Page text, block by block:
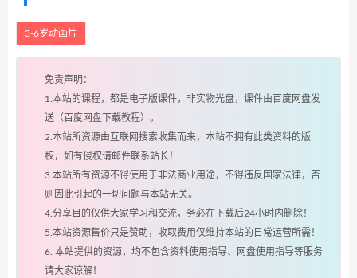
3-6岁动画片
免责声明：
1.本站的课程，都是电子版课件，非实物光盘，课件由百度网盘发
送（百度网盘下载教程）。
2.本站所资源由互联网搜索收集而来，本站不拥有此类资料的版
权，如有侵权请邮件联系站长！
3.本站所有资源不得使用于非法商业用途，不得违反国家法律，否
则因此引起的一切问题与本站无关。
4.分享目的仅供大家学习和交流，务必在下载后24小时内删除！
5.本站资源售价只是赞助，收取费用仅维持本站的日常运营所需！
6. 本站提供的资源，均不包含资料使用指导、网盘使用指导等服务
请大家谅解！